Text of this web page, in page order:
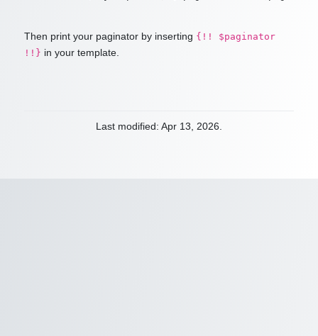
Then print your paginator by inserting {!! $paginator
!!} in your template.
Last modified: Apr 13, 2026.